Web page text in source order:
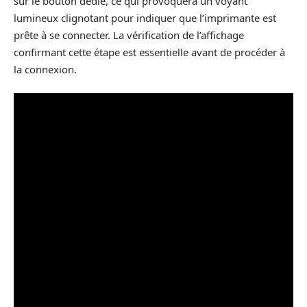
lumineux clignotant pour indiquer que l’imprimante est
prête à se connecter. La vérification de l’affichage
confirmant cette étape est essentielle avant de procéder à
la connexion.